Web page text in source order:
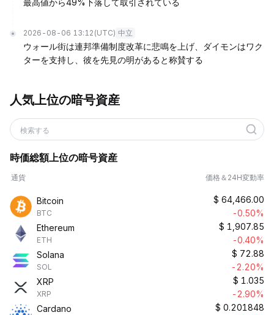
最高値から49%下落して取引されている
2026-08-06 13:12 (UTC) 中立
ウォール街は連邦準備制度改革に悲鳴を上げ、ダイモンはワク
ターを支持し、彼を先見の明があると称賛する
人気上位の暗号資産
検索する
時価総額上位の暗号資産
通貨 価格＆24H変動率
Bitcoin
BTC
$ 64,466.00
-0.50%
Ethereum
ETH
$ 1,907.85
-0.40%
Solana
SOL
$ 72.88
-2.20%
XRP
XRP
$ 1.035
-2.90%
Cardano
$ 0.201848